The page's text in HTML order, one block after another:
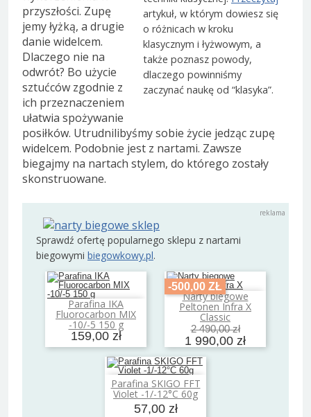
artykuł, w którym dowiesz się
o różnicach w kroku
klasycznym i łyżwowym, a
także poznasz powody,
dlaczego powinniśmy
zaczynać naukę od “klasyka”.
przyszłości. Zupę
jemy łyżką, a drugie
danie widelcem.
Dlaczego nie na
odwrót? Bo użycie
sztućców zgodnie z
ich przeznaczeniem
ułatwia spożywanie
posiłków. Utrudnilibyśmy sobie życie jedząc zupę
widelcem. Podobnie jest z nartami. Zawsze
biegajmy na nartach stylem, do którego zostały
skonstruowane.
Sprawdź ofertę popularnego sklepu z nartami
biegowymi biegowkowy.pl.
Parafina IKA
Fluorocarbon MIX
-10/-5 150 g
159,00 zł
Dodaj do koszyka
-500,00 ZŁ
Narty biegowe
Peltonen Infra X
Classic
2 490,00 zł
1 990,00 zł
Dodaj do koszyka
Parafina SKIGO FFT
Violet -1/-12°C 60g
57,00 zł
Dodaj do koszyka